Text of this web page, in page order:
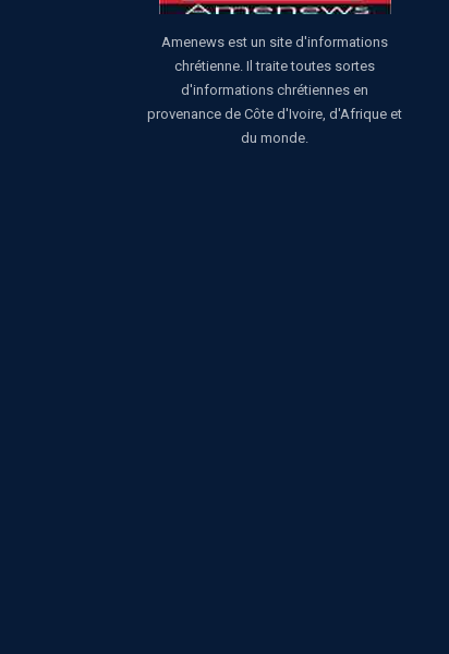
Amenews est un site d'informations
chrétienne. Il traite toutes sortes
d'informations chrétiennes en
provenance de Côte d'Ivoire, d'Afrique et
du monde.